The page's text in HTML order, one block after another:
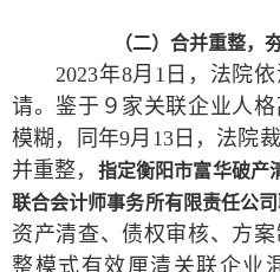
（二）合并重整，
2023年8月1日，法院依
请。鉴于９家关联企业人
模糊，同年9月13日，法院
并重整，
指定衡阳市富华破产
联合会计师事务所有限责任公
资产清查、债权审核、方
整模式有效厘清关联企业